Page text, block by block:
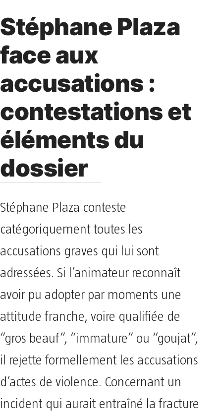
Stéphane Plaza
face aux
accusations :
contestations et
éléments du
dossier
Stéphane Plaza conteste
catégoriquement toutes les
accusations graves qui lui sont
adressées. Si l’animateur reconnaît
avoir pu adopter par moments une
attitude franche, voire qualifiée de
“gros beauf”, “immature” ou “goujat”,
il rejette formellement les accusations
d’actes de violence. Concernant un
incident qui aurait entraîné la fracture